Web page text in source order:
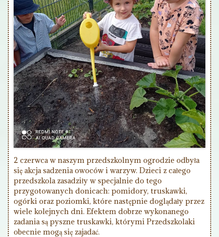
2 czerwca w naszym przedszkolnym ogrodzie odbyła
się akcja sadzenia owoców i warzyw. Dzieci z całego
przedszkola zasadziły w specjalnie do tego
przygotowanych donicach: pomidory, truskawki,
ogórki oraz poziomki, które następnie doglądały przez
wiele kolejnych dni. Efektem dobrze wykonanego
zadania są pyszne truskawki, którymi Przedszkolaki
obecnie mogą się zajadać.